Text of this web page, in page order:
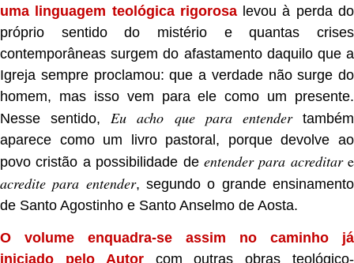
uma linguagem teológica rigorosalevou à perda do
próprio sentido do mistério e quantas crises
contemporâneas surgem do afastamento daquilo que a
Igreja sempre proclamou: que a verdade não surge do
homem, mas isso vem para ele como um presente.
Nesse sentido, Eu acho que para entendertambém
aparece como um livro pastoral, porque devolve ao
povo cristão a possibilidade de entender para acreditare
acredite para entender, segundo o grande ensinamento
de Santo Agostinho e Santo Anselmo de Aosta.
O volume enquadra-se assim no caminho já
iniciado pelo Autorcom outras obras teológico-